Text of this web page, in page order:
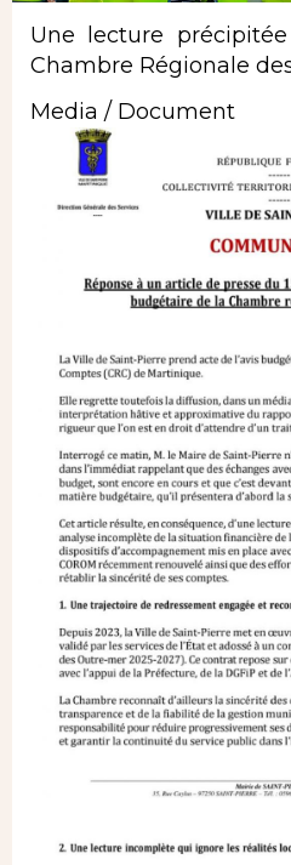
Une lecture
Chambre Régionale
Media / Document
Image